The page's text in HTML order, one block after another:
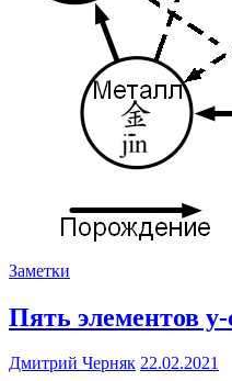
Заметки
Пять элементов
Дмитрий Черняк 22.02.2021